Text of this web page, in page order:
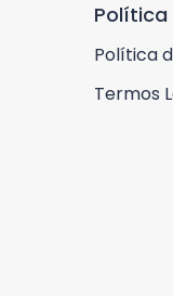
Política
Política
Termos